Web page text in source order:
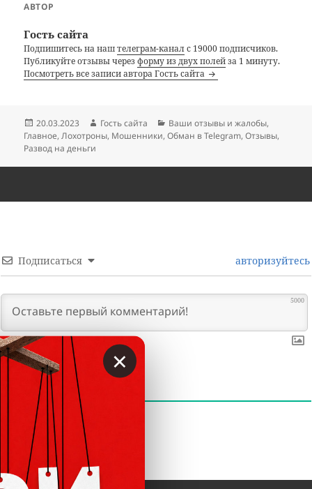
АВТОР
Гость сайта
Подпишитесь на наштелеграм-каналс 19000 подписчиков.
Публикуйте отзывы черезформу из двух полейза 1 минуту.
Посмотреть все записи автора Гость сайта
Опубликовано
20.03.2023 Автор
Гость сайта Рубрики
Ваши отзывы и жалобы,
Главное,Лохотроны, Мошенники,Обман в Telegram,Отзывы,
Развод на деньги
Подписаться авторизуйтесь
5000
КОММЕНТАРИИ
×